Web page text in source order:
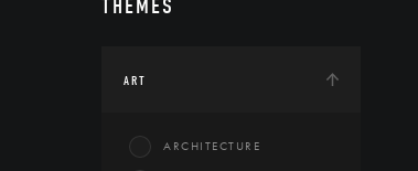
THEMES
ART
ARCHITECTURE